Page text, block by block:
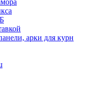
арки для курн